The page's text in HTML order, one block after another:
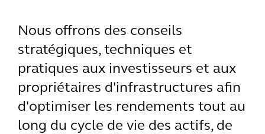
Nous offrons des conseils
stratégiques, techniques et
pratiques aux investisseurs et aux
propriétaires d'infrastructures afin
d'optimiser les rendements tout au
long du cycle de vie des actifs, de